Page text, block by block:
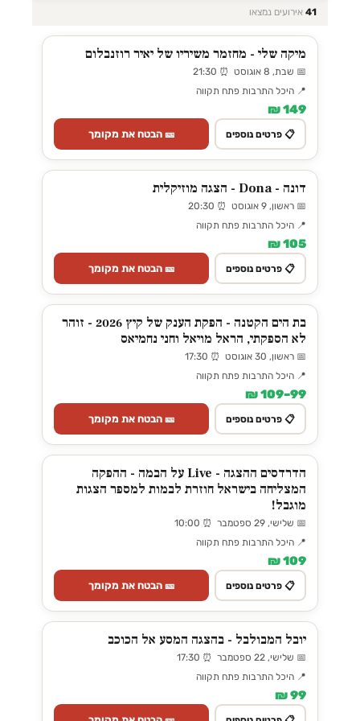
41 אירועים נמצאו
מיקה שלי - מחזמר משיריו של יאיר רוזנבלום
📅 שבת, 8 אוגוסט ⏰ 21:30
📍 היכל התרבות פתח תקווה
149 ₪
📋 פרטים נוספים 🎫 הבטח את מקומך
דונה - Dona - הצגה מוזיקלית
📅 ראשון, 9 אוגוסט ⏰ 20:30
📍 היכל התרבות פתח תקווה
105 ₪
📋 פרטים נוספים 🎫 הבטח את מקומך
בת הים הקטנה - הפקת הענק של קיץ 2026 - זוהר
לא הספקתי, הראל מויאל וחני נחמיאס
📅 ראשון, 30 אוגוסט ⏰ 17:30
📍 היכל התרבות פתח תקווה
99–109 ₪
📋 פרטים נוספים 🎫 הבטח את מקומך
הדרדסים ההצגה - Live על הבמה - ההפקה
המצליחה בישראל חוזרת לבמות למספר הצגות
מוגבל!
📅 שלישי, 29 ספטמבר ⏰ 10:00
📍 היכל התרבות פתח תקווה
109 ₪
📋 פרטים נוספים 🎫 הבטח את מקומך
יובל המבולבל - בהצגה המסע אל הכוכב
📅 שלישי, 22 ספטמבר ⏰ 17:30
📍 היכל התרבות פתח תקווה
99 ₪